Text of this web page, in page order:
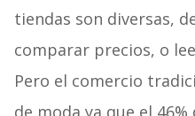
tiendas son diversas,
comparar precios, o
Pero el comercio